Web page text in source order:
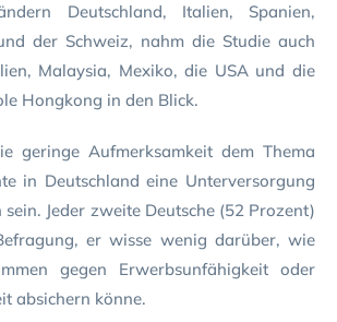
Deutschland, Italien, Spanien,
der Schweiz, nahm die Studie auch
Malaysia, Mexiko, die USA und die
Hongkong in den Blick.
geringe Aufmerksamkeit dem Thema
in Deutschland eine Unterversorgung
Jeder zweite Deutsche (52 Prozent)
er wisse wenig darüber, wie
gegen Erwerbsunfähigkeit oder
absichern könne.